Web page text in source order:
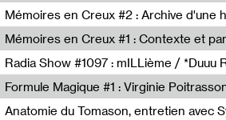
Radio Orange 94.0
Sophie Auger-Grappin
Sophie Auger-Grappin
Radia Show #1097 : mILLième / *Duuu
Formule Magique #1 : Virginie
Nathalie Lacroix,Virginie Poitrasson